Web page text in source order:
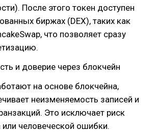
После этого токен доступен
биржах (DEX), таких как
что позволяет сразу
и доверие через блокчейн
на основе блокчейна,
неизменяемость записей и
Это исключает риск
человеческой ошибки.